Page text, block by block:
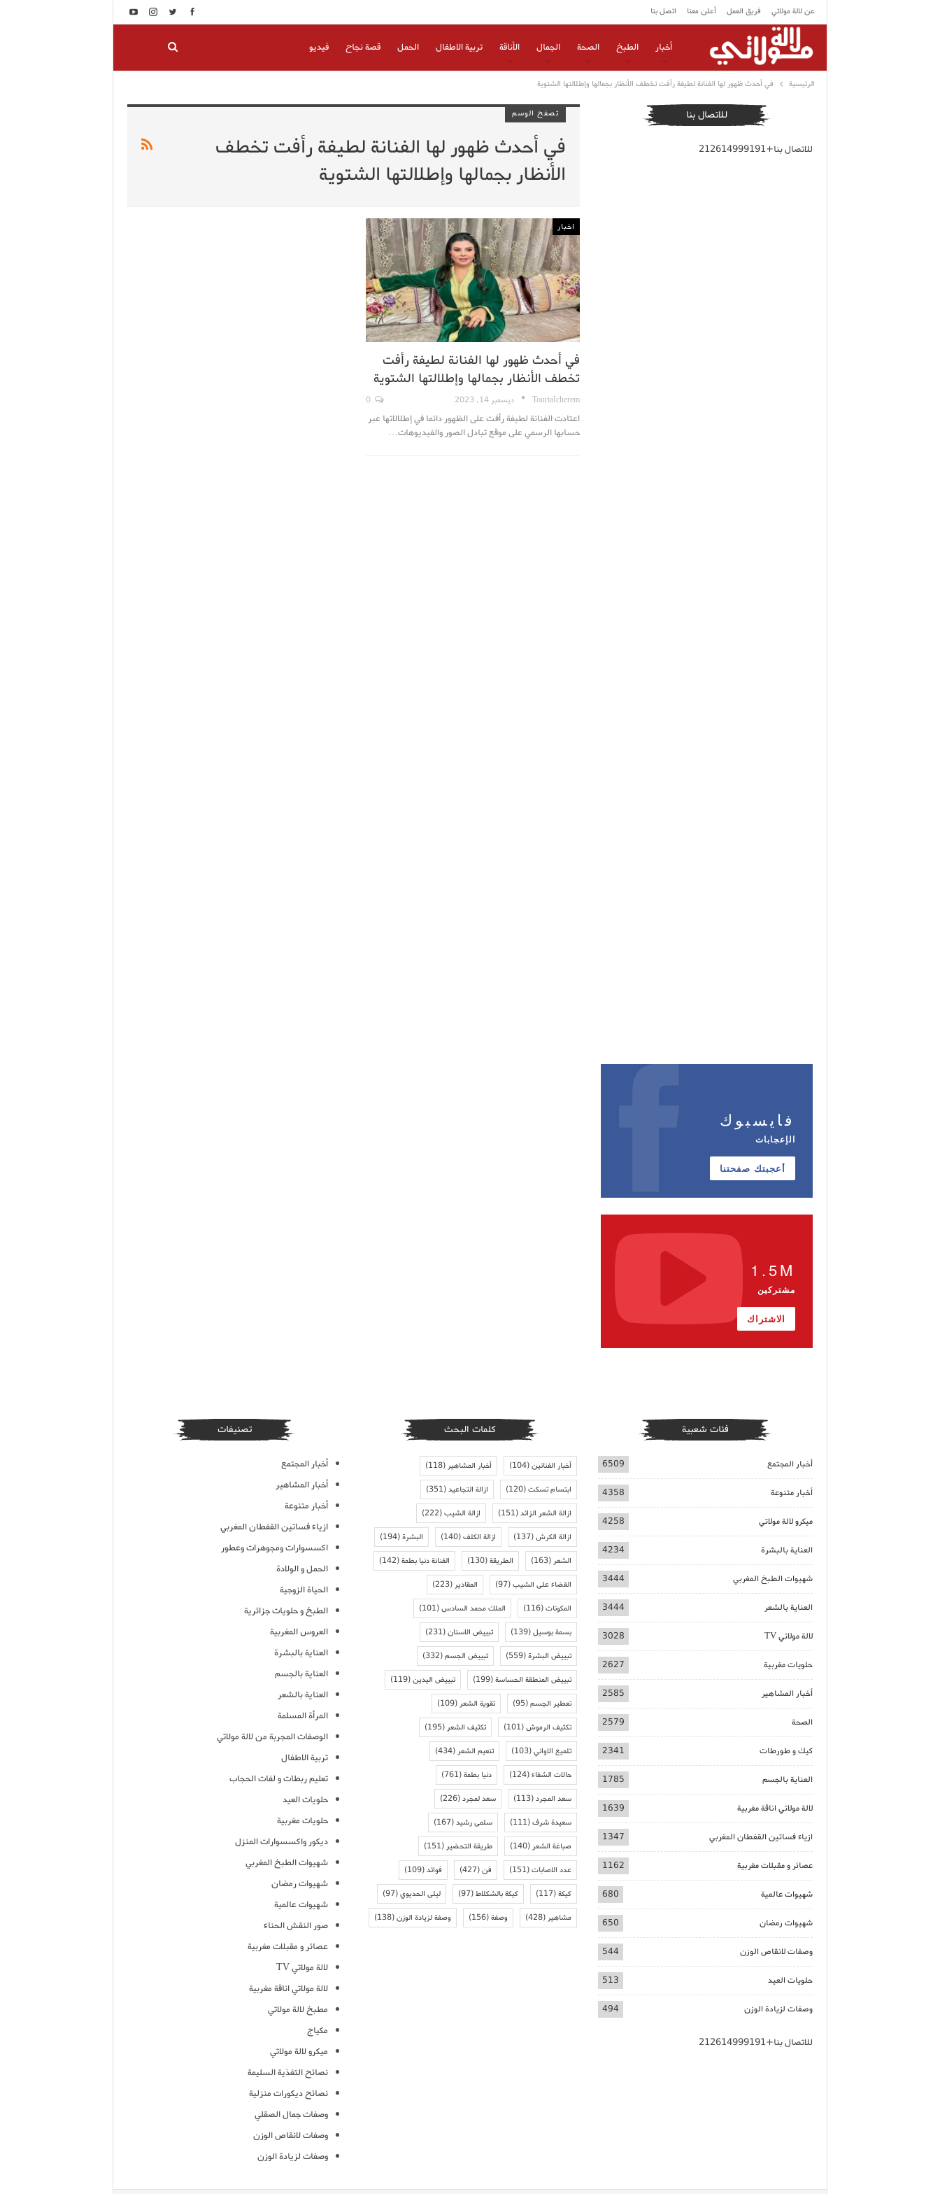
عن لالة مولاتي فريق العمل أعلن معنا اتصل بنا
أخبار الطبخ الصحة الجمال الأناقة تربية الاطفال الحمل قصة نجاح فيديو
الرئيسية في أحدث ظهور لها الفنانة لطيفة رأفت تخطف الأنظار بجمالها وإطلالتها الشتوية
تصفح الوسم
في أحدث ظهور لها الفنانة لطيفة رأفت تخطف
الأنظار بجمالها وإطلالتها الشتوية
اخبار
في أحدث ظهور لها الفنانة لطيفة رأفت
تخطف الأنظار بجمالها وإطلالتها الشتوية
TouriaIcherem ديسمبر 14, 2023
اعتادت الفنانة لطيفة رأفت على الظهور دائما في إطلالاتها عبر
حسابها الرسمي على موقع تبادل الصور والفيديوهات…
للاتصال بنا
للاتصال بنا+212614999191
فايسبوك
الإعجابات
أعجبتك صفحتنا
1.5M
مشتركين
الاشتراك
فئات شعبية
أخبار المجتمع 6509
أخبار متنوعة 4358
ميكرو لالة مولاتي 4258
العناية بالبشرة 4234
شهيوات الطبخ المغربي 3444
العناية بالشعر 3444
لالة مولاتي TV 3028
حلويات مغربية 2627
أخبار المشاهير 2585
الصحة 2579
كيك و طورطات 2341
العناية بالجسم 1785
لالة مولاتي اناقة مغربية 1639
ازياء فساتين القفطان المغربي 1347
عصائر و مقبلات مغربية 1162
شهيوات عالمية 680
شهيوات رمضان 650
وصفات لانقاص الوزن 544
حلويات العيد 513
وصفات لزيادة الوزن 494
للاتصال بنا+212614999191
كلمات البحث
أخبار الفنانين(104) أخبار المشاهير(118)
ابتسام تسكت(120) ازالة التجاعيد(351)
ازالة الشعر الزائد(151) ازالة الشيب(222)
ازالة الكرش(137) ازالة الكلف(140) البشرة(194)
الشعر(163) الطريقة(130) الفنانة دنيا بطمة(142)
القضاء على الشيب(97) المقادير(223)
المكونات(116) الملك محمد السادس(101)
بسمة بوسيل(139) تبييض الاسنان(231)
تبييض البشرة(559) تبييض الجسم(332)
تبييض المنطقة الحساسة(199) تبييض اليدين(119)
تعطير الجسم(95) تقوية الشعر(109)
تكثيف الرموش(101) تكثيف الشعر(195)
تلميع الاواني(103) تنعيم الشعر(434)
حالات الشفاء(124) دنيا بطمة(761)
سعد المجرد(113) سعد لمجرد(226)
سعيدة شرف(111) سلمى رشيد(167)
صباغة الشعر(140) طريقة التحضير(151)
عدد الاصابات(151) فن(427) فوائد(109)
كيكة(117) كيكة بالشكلاط(97) ليلى الحديوي(97)
مشاهير(428) وصفة(156) وصفة لزيادة الوزن(138)
تصنيفات
أخبار المجتمع
أخبار المشاهير
أخبار متنوعة
ازياء فساتين القفطان المغربي
اكسسوارات ومجوهرات وعطور
الحمل و الولادة
الحياة الزوجية
الطبخ و حلويات جزائرية
العروس المغربية
العناية بالبشرة
العناية بالجسم
العناية بالشعر
المرأة المسلمة
الوصفات المجربة من لالة مولاتي
تربية الاطفال
تعليم ربطات و لفات الحجاب
حلويات العيد
حلويات مغربية
ديكور واكسسوارات المنزل
شهيوات الطبخ المغربي
شهيوات رمضان
شهيوات عالمية
صور النقش الحناء
عصائر و مقبلات مغربية
لالة مولاتي TV
لالة مولاتي اناقة مغربية
مطبخ لالة مولاتي
مكياج
ميكرو لالة مولاتي
نصائح التغذية السليمة
نصائح ديكورات منزلية
وصفات جمال الصقلي
وصفات لانقاص الوزن
وصفات لزيادة الوزن